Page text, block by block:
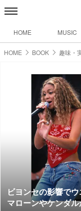
HOME MUSIC
HOME BOOK 趣味・
ビヨンセの影響で
マローンやケンダ